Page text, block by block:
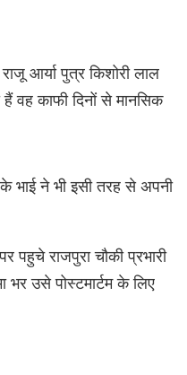
आर्या पुत्र किशोरी लाल
वह काफी दिनों से मानसिक
के भाई ने भी इसी तरह से अपनी
पहुचे राजपुरा चौकी प्रभारी
भर उसे पोस्टमार्टम के लिए